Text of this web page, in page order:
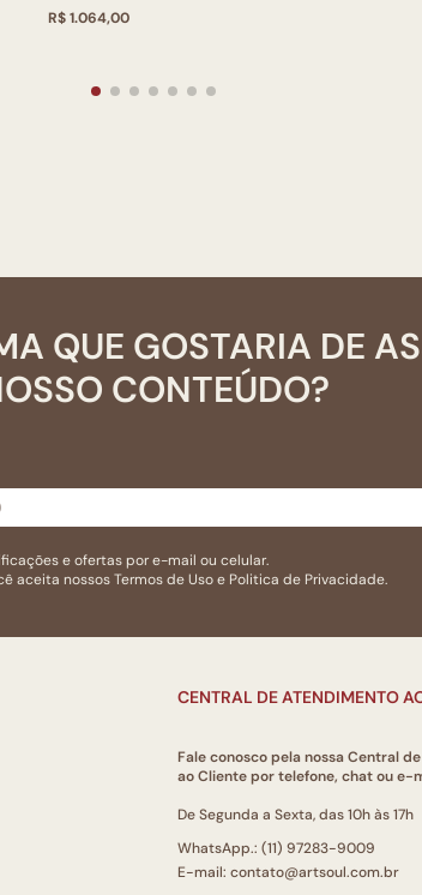
R$ 1.064,00
QUE GOSTARIA DE
CONTEÚDO?
e ofertas por e-mail ou celular.
aceita nossosTermos de Usoe Politica de Privacidade.
CENTRAL DE ATENDIMENTO
Fale conosco pela nossa Central
ao Cliente por telefone, chat ou e-
De Segunda a Sexta, das 10h às 17h
WhatsApp.: (11) 97283-9009
E-mail: contato@artsoul.com.br